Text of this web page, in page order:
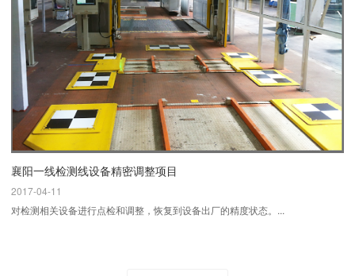
襄阳一线检测线设备精密调整项目
2017-04-11
对检测相关设备进行点检和调整，恢复到设备出厂的精度状态。...